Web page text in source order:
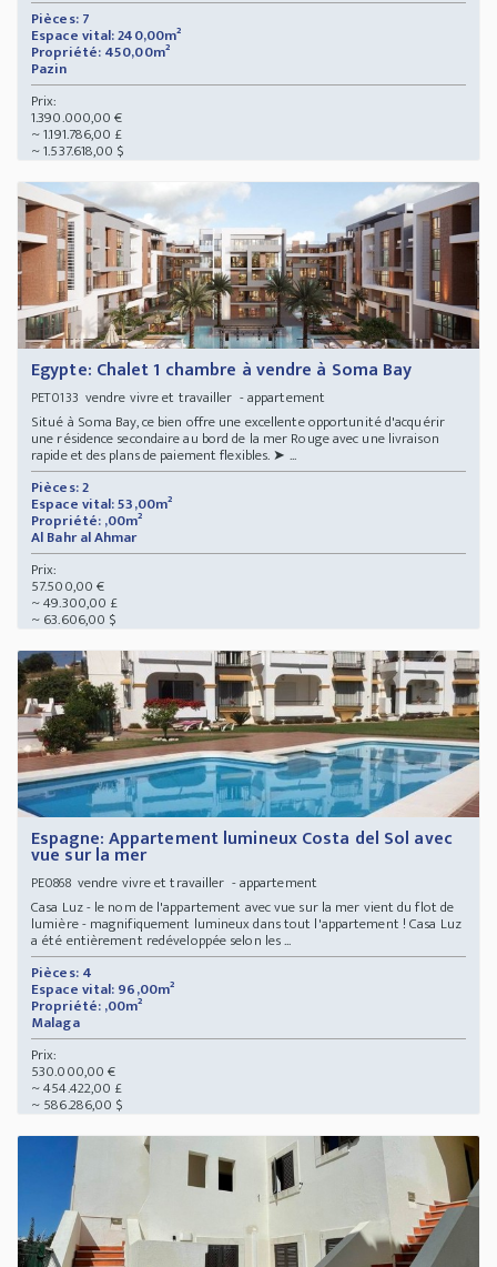
Pièces: 7
Espace vital: 240,00m²
Propriété: 450,00m²
Pazin
Prix:
1.390.000,00 €
~ 1.191.786,00 £
~ 1.537.618,00 $
Egypte: Chalet 1 chambre à vendre à Soma Bay
PET0133 vendre vivre et travailler - appartement
Situé à Soma Bay, ce bien offre une excellente opportunité d'acquérir
une résidence secondaire au bord de la mer Rouge avec une livraison
rapide et des plans de paiement flexibles. ➤ ...
Pièces: 2
Espace vital: 53,00m²
Propriété: ,00m²
Al Bahr al Ahmar
Prix:
57.500,00 €
~ 49.300,00 £
~ 63.606,00 $
Espagne: Appartement lumineux Costa del Sol avec
vue sur la mer
PE0868vendre vivre et travailler - appartement
Casa Luz - le nom de l'appartement avec vue sur la mer vient du flot de
lumière - magnifiquement lumineux dans tout l'appartement ! Casa Luz
a été entièrement redéveloppée selon les ...
Pièces: 4
Espace vital: 96,00m²
Propriété: ,00m²
Malaga
Prix:
530.000,00 €
~ 454.422,00 £
~ 586.286,00 $